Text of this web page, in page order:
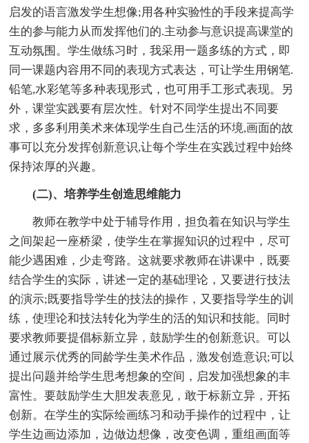
启发的语言激发学生想像;用各种实验性的手段来提高学
生的参与能力从而发挥他们的.主动参与意识提高课堂的
互动氛围。学生做练习时，我采用一题多练的方式，即
同一课题内容用不同的表现方式表达，可让学生用钢笔.
铅笔,水彩笔等多种表现形式，也可用手工形式表现。另
外，课堂实践要有层次性。针对不同学生提出不同要
求，多多利用美术来体现学生自己生活的环境,画面的故
事可以充分发挥创新意识,让每个学生在实践过程中始终
保持浓厚的兴趣。
(二)、培养学生创造思维能力
教师在教学中处于辅导作用，担负着在知识与学生
之间架起一座桥梁，使学生在掌握知识的过程中，尽可
能少遇困难，少走弯路。这就要求教师在讲课中，既要
结合学生的实际，讲述一定的基础理论，又要进行技法
的演示;既要指导学生的技法的操作，又要指导学生的训
练，使理论和技法转化为学生的活的知识和技能。同时
要求教师要提倡标新立异，鼓励学生的创新意识。可以
通过展示优秀的同龄学生美术作品，激发创造意识;可以
提出问题并给学生思考想象的空间，启发加强想象的丰
富性。要鼓励学生大胆发表意见，敢于标新立异，开拓
创新。在学生的实际绘画练习和动手操作的过程中，让
学生边画边添加，边做边想像，改变色调，重组画面等